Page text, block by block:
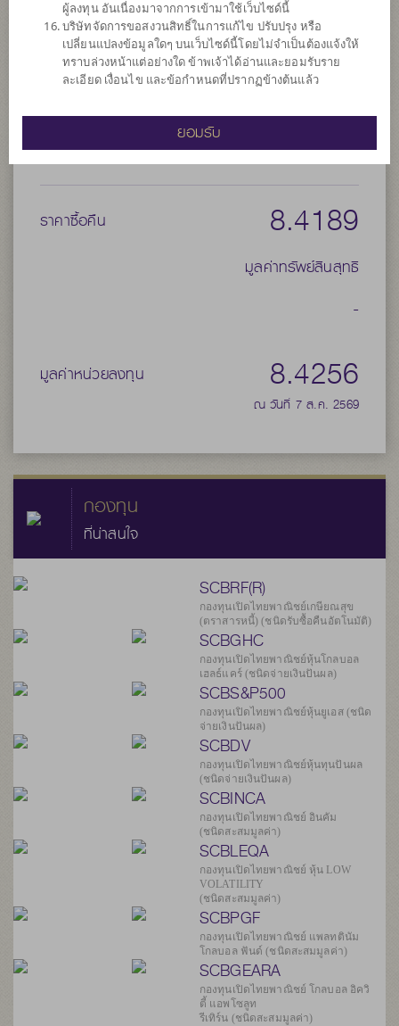
ประเภทกองทุนย่อย เน้นลงทุนในตราสารทุน
จำนวนเงินลงทุนโครงการ 50,000 ล้าน
วันที่จดทะเบียนกองทุน วันที่ 19 มี.ค. 2556
วันที่ครบอายุกองทุน N/A
ราคาขาย 8.4324
ราคาซื้อคืน 8.4189
มูลค่าทรัพย์สินสุทธิ
-
มูลค่าหน่วยลงทุน 8.4256
ณ วันที่ 7 ส.ค. 2569
กองทุน
ที่น่าสนใจ
SCBRF(R)
กองทุนเปิดไทยพาณิชย์เกษียณสุข
(ตราสารหนี้) (ชนิดรับซื้อคืนอัตโนมัติ)
SCBGHC
กองทุนเปิดไทยพาณิชย์หุ้นโกลบอล
เฮลธ์แคร์ (ชนิดจ่ายเงินปันผล)
SCBS&P500
กองทุนเปิดไทยพาณิชย์หุ้นยูเอส (ชนิด
จ่ายเงินปันผล)
SCBDV
กองทุนเปิดไทยพาณิชย์หุ้นทุนปันผล
(ชนิดจ่ายเงินปันผล)
SCBINCA
กองทุนเปิดไทยพาณิชย์ อินคัม
(ชนิดสะสมมูลค่า)
SCBLEQA
กองทุนเปิดไทยพาณิชย์ หุ้น LOW
VOLATILITY
(ชนิดสะสมมูลค่า)
SCBPGF
กองทุนเปิดไทยพาณิชย์ แพลทตินัม
โกลบอล ฟันด์ (ชนิดสะสมมูลค่า)
SCBGEARA
กองทุนเปิดไทยพาณิชย์ โกลบอล อิควิ
ตี้ แอพโซลูท
รีเทิร์น (ชนิดสะสมมูลค่า)
ผู้ลงทุน อันเนื่องมาจากการเข้ามาใช้เว็บไซด์นี้
บริษัทจัดการขอสงวนสิทธิ์ในการแก้ไข ปรับปรุง หรือ
เปลี่ยนแปลงข้อมูลใดๆ บนเว็บไซด์นี้โดยไม่จำเป็นต้องแจ้งให้
ทราบล่วงหน้าแต่อย่างใด ข้าพเจ้าได้อ่านและยอมรับราย
ละเอียด เงื่อนไข และข้อกำหนดที่ปรากฏข้างต้นแล้ว
ยอมรับ